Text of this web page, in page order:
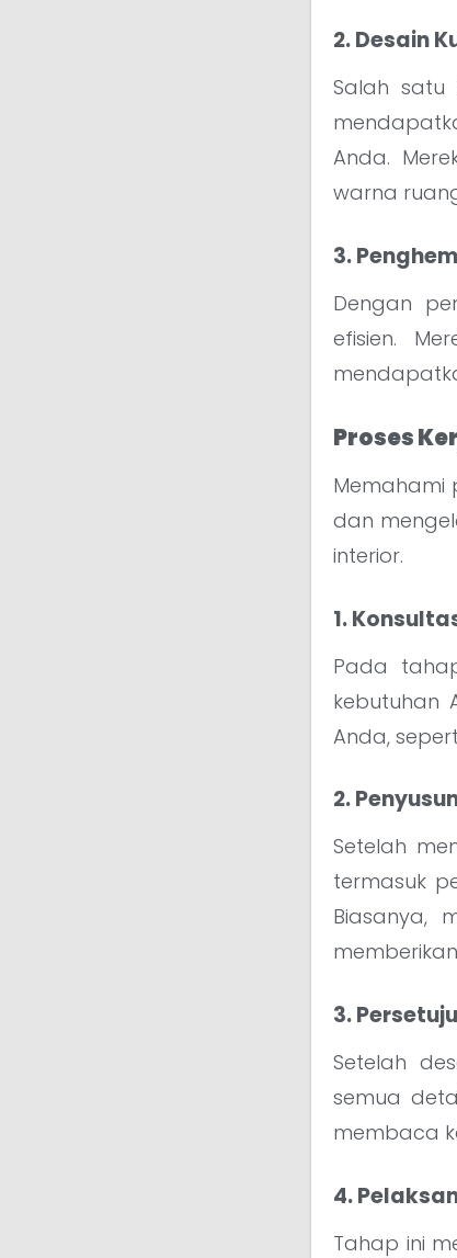
2. Desain
Salah satu
Anda.
warna
3.
Dengan
efisien.
Proses
Memahami
dan
interior.
1.
Pada
kebutuhan
Anda,
2.
Setelah
termasuk
Biasanya,
3.
Setelah
semua
membaca
4.
Tahap ini